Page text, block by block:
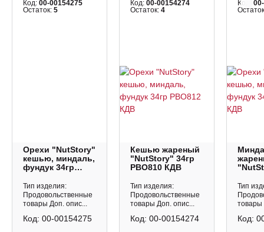
Код: 00-00154275
Остаток: 5
Орехи "NutStory"
кешью, миндаль,
фундук 34гр
Тип изделия:
Продовольственные
товары Доп. опис...
Код: 00-00154275
Код: 00-00154274
Остаток: 4
Кешью жареный
"NutStory" 34гр
РВО810 КДВ
Тип изделия:
Продовольственные
товары Доп. опис...
Код: 00-00154274
Код:
Тип
товары
Код: